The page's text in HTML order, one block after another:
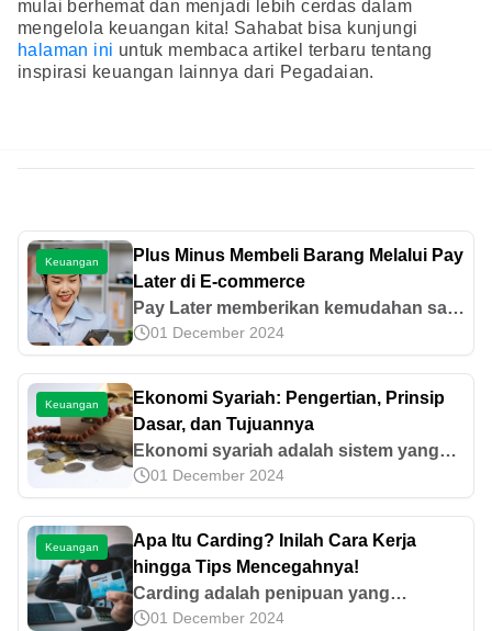
mulai berhemat dan menjadi lebih cerdas dalam
mengelola keuangan kita! Sahabat bisa kunjungi
halaman ini untuk membaca artikel terbaru tentang
inspirasi keuangan lainnya dari Pegadaian.
Keuangan
Plus Minus Membeli Barang Melalui Pay
Later di E-commerce
Pay Later memberikan kemudahan saat
berbelanja online namun ada kalanya
membawa masalah dikemudian hari jika
tidak terkontrol. Simak cara bijak
menyikapi pay later, baca disini.
01 December 2024
Keuangan
Ekonomi Syariah: Pengertian, Prinsip
Dasar, dan Tujuannya
Ekonomi syariah adalah sistem yang
berbasis syariah atau sesuai dengan
ajaran agama Islam. Lantas, apa saja
prinsip dan tujuannya? Yuk, cari tahu di
sini!
01 December 2024
Keuangan
Apa Itu Carding? Inilah Cara Kerja
hingga Tips Mencegahnya!
Carding adalah penipuan yang
memanfaatkan kartu kredit orang lain
01 December 2024